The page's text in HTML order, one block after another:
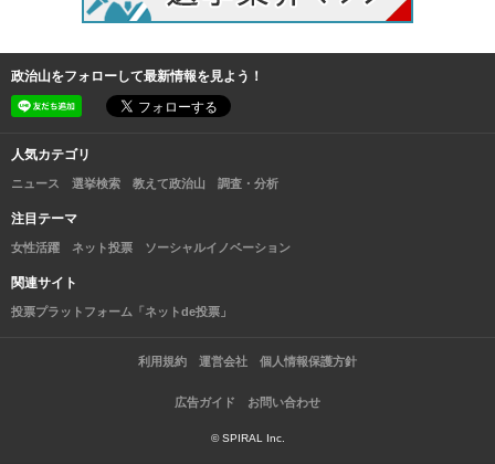
政治山をフォローして最新情報を見よう！
人気カテゴリ
ニュース 選挙検索 教えて政治山 調査・分析
注目テーマ
女性活躍 ネット投票 ソーシャルイノベーション
関連サイト
投票プラットフォーム「ネットde投票」
利用規約 運営会社 個人情報保護方針
広告ガイド お問い合わせ
© SPIRAL Inc.